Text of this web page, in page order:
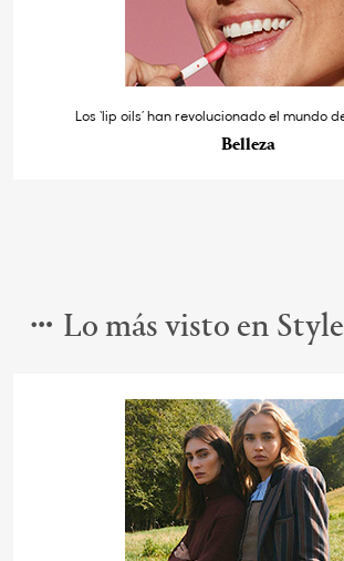
Los ‘lip oils’ han revolucionado el mundo
Belleza
Lo más visto en